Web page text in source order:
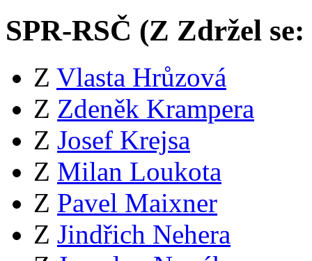
SPR-RSČ (Z Zdržel se:
Z Vlasta Hrůzová
Z Zdeněk Krampera
Z Josef Krejsa
Z Milan Loukota
Z Pavel Maixner
Z Jindřich Nehera